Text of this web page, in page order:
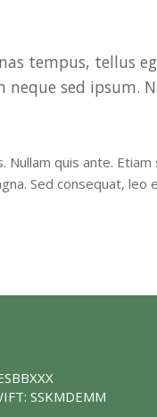
tempus, tellus
sed ipsum.
Nullam quis ante.
Sed consequat, leo
SSKMDEMM